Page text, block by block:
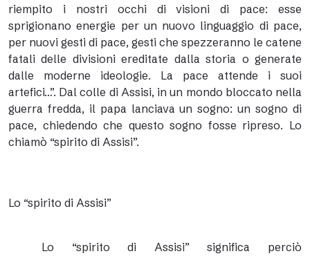
riempito i nostri occhi di visioni di pace: esse
sprigionano energie per un nuovo linguaggio di pace,
per nuovi gesti di pace, gesti che spezzeranno le catene
fatali delle divisioni ereditate dalla storia o generate
dalle moderne ideologie. La pace attende i suoi
artefici…”. Dal colle di Assisi, in un mondo bloccato nella
guerra fredda, il papa lanciava un sogno: un sogno di
pace, chiedendo che questo sogno fosse ripreso. Lo
chiamò “spirito di Assisi”.
Lo “spirito di Assisi”
Lo “spirito di Assisi” significa perciò